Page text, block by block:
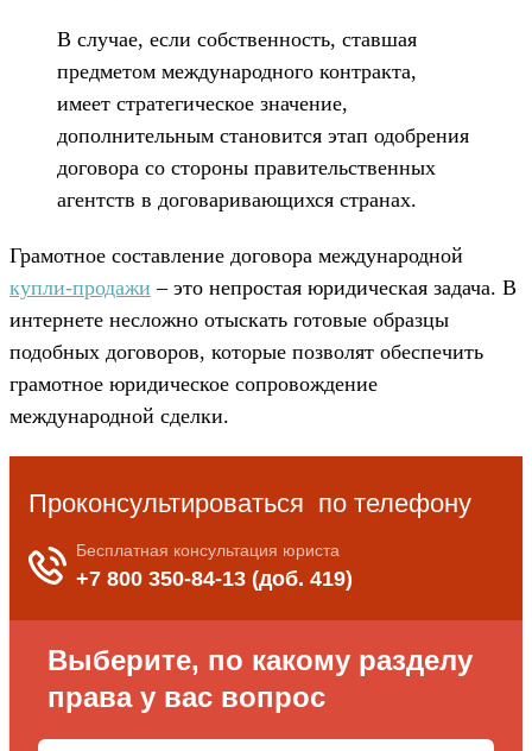
В случае, если собственность, ставшая
предметом международного контракта,
имеет стратегическое значение,
дополнительным становится этап одобрения
договора со стороны правительственных
агентств в договаривающихся странах.
Грамотное составление договора международной
купли-продажи – это непростая юридическая задача. В
интернете несложно отыскать готовые образцы
подобных договоров, которые позволят обеспечить
грамотное юридическое сопровождение
международной сделки.